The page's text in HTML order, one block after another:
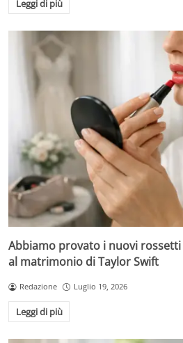
Leggi di più
Abbiamo provato i nuovi rossetti
al matrimonio di Taylor Swift
Redazione Luglio 19, 2026
Leggi di più